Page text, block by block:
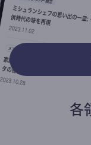
各